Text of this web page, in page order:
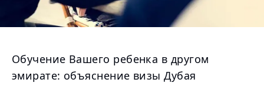
Обучение Вашего ребенка в другом
эмирате: объяснение визы Дубая